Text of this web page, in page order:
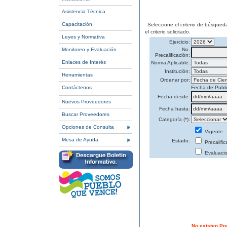
Asistencia Técnica
Capacitación
Leyes y Normativa
Monitoreo y Evaluación
Enlaces de Interés
Herramientas
Contáctenos
Nuevos Proveedores
Buscar Proveedores
Opciones de Consulta
Mesa de Ayuda
Seleccione el criterio de
el criterio solicitado.
Ejercicio:
No.
Precalificación:
Norma Aplicable:
Institución:
Ordenar por:
Fecha de
Fecha desde:
Fecha hasta:
Categoría (*):
Estado:
Vigente
No existen